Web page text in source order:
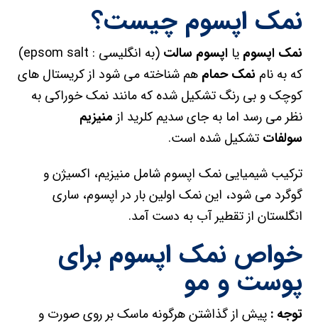
نمک اپسوم چیست؟
نمک اپسوم یااپسوم سالت
(به انگلیسی : epsom salt)
که به نام نمک حمام هم شناخته می شود از کریستال های
کوچک و بی رنگ تشکیل شده که مانند نمک خوراکی به
نظر می رسد اما به جای سدیم کلرید از منیزیم
سولفات تشکیل شده است.
ترکیب شیمیایی نمک اپسوم شامل منیزیم، اکسیژن و
گوگرد می شود، این نمک اولین بار در اپسوم، ساری
انگلستان از تقطیر آب به دست آمد.
خواص نمک اپسوم برای
پوست و مو
توجه : پیش از گذاشتن هرگونه ماسک بر روی صورت و